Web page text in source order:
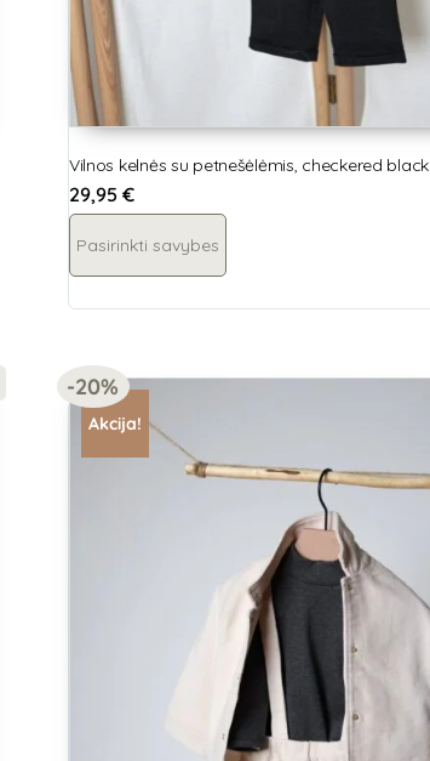
Vilnos kelnės su petnešėlėmis, checkered black
29,95 €
Pasirinkti savybes
Akcija!
-20%